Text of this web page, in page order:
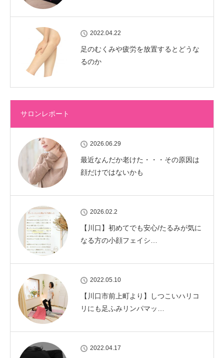
2022.04.22
足のむくみや疲労を放置するとどうな
るのか
サロンレポート
2026.06.29
最近なんだか老けた・・・その原因は
顔だけではないかも
2026.02.2
【川口】初めてでも安心/たるみが気に
なる方の小顔フェイシ…
2022.05.10
【川口市前上町より】しつこいハリコ
リにも足ふみリンパマッ…
2022.04.17